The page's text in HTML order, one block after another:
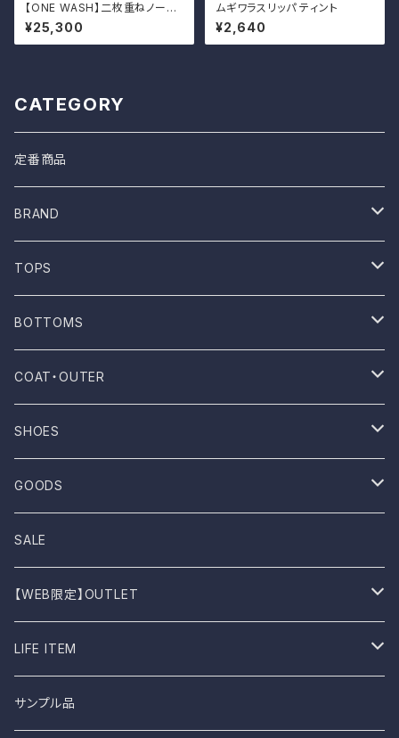
【ONE WASH】二枚重ねノース
リーブシャツ
¥25,300
ムギワラスリッパ ティント
¥2,640
CATEGORY
定番商品
BRAND
ONE WASH
Mau
NOVESTA
ROTOTO
UES
Dansko
BIRKEN STOCK
shimaai
NAPRON
TOPS
T-shirt
Shirt
No sleeve
One-piece
Parkar
Knit
Sweatshirt
Vest
BOTTOMS
Pants
Skirts
COAT・OUTER
Coat
Outer
Jacket
SHOES
Sneakers
Sandal
Boots
GOODS
Bag
Stall
Socks
Cap
SALE
【WEB限定】OUTLET
B品
LIFE ITEM
食器
サンプル品